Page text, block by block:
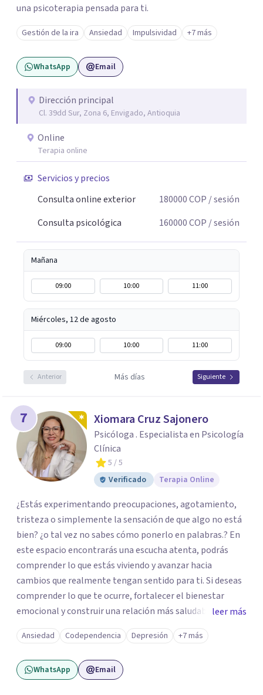
una psicoterapia pensada para ti.
Gestión de la ira Ansiedad Impulsividad +7 más
WhatsApp Email
Dirección principal
Cl. 39dd Sur, Zona 6, Envigado, Antioquia
Online
Terapia online
Servicios y precios
Consulta online exterior
180000COP / sesión
Consulta psicológica
160000COP / sesión
Mañana
09:00 10:00 11:00
Miércoles, 12 de agosto
09:00 10:00 11:00
Anterior Más días Siguiente
7 Xiomara Cruz Sajonero
Psicóloga . Especialista en Psicología
Clínica
5 / 5
Verificado
Terapia Online
¿Estás experimentando preocupaciones, agotamiento,
tristeza o simplemente la sensación de que algo no está
bien? ¿o tal vez no sabes cómo ponerlo en palabras.? En
este espacio encontrarás una escucha atenta, podrás
comprender lo que estás viviendo y avanzar hacia
cambios que realmente tengan sentido para ti. Si deseas
comprender lo que te ocurre, fortalecer el bienestar
emocional y construir una relación más saludable
contigo mismo y con los demás y sientes que este puede
ser un buen momento para empezar, estaré dispuesta a
acompañarte en ese proceso.
leer más
Ansiedad Codependencia Depresión +7 más
WhatsApp Email